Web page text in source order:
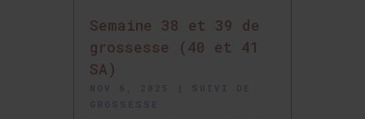
Semaine 38 et 39 de
grossesse (40 et 41
SA)